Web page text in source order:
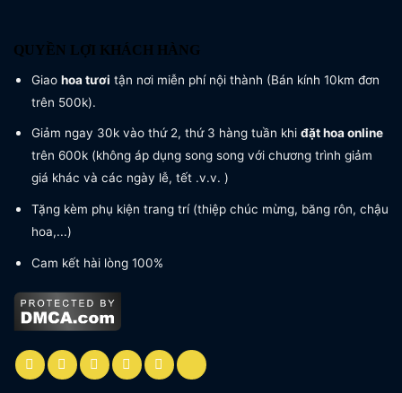
QUYỀN LỢI KHÁCH HÀNG
Giao hoa tươi tận nơi miễn phí nội thành (Bán kính 10km đơn
trên 500k).
Giảm ngay 30k vào thứ 2, thứ 3 hàng tuần khi đặt hoa online
trên 600k (không áp dụng song song với chương trình giảm
giá khác và các ngày lễ, tết .v.v. )
Tặng kèm phụ kiện trang trí (thiệp chúc mừng, băng rôn, chậu
hoa,...)
Cam kết hài lòng 100%